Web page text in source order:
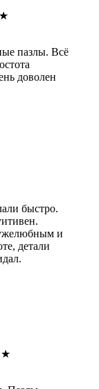
★
пазлы. Всё
доволен
быстро.
и
детали
★